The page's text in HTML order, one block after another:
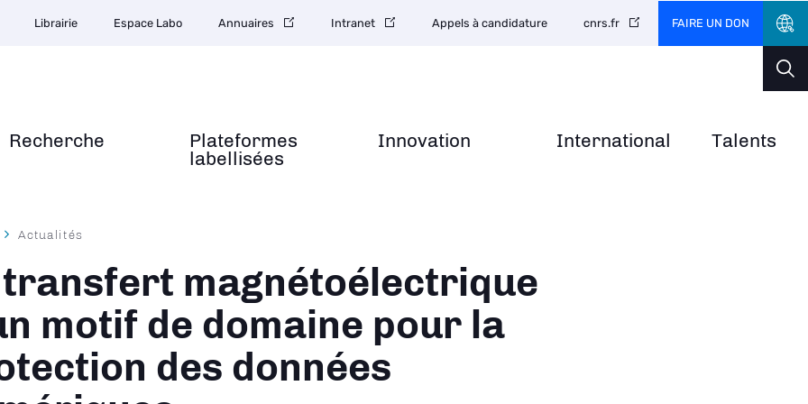
Recherche
Plateformes
labellisées
Innovation International Talents
Librairie Espace Labo Annuaires Intranet Appels à candidature cnrs.fr FAIRE UN DON
Actualités
transfert magnétoélectrique
motif de domaine pour la
des données